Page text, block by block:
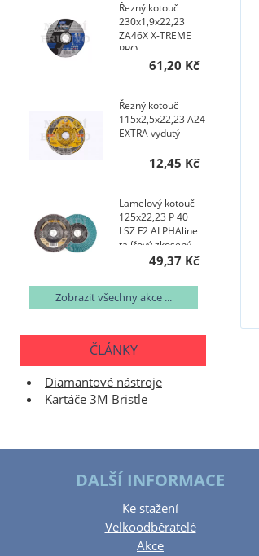
Řezný kotouč
230x1,9x22,23
ZA46X X-TREME
PRO
61,20 Kč
Řezný kotouč
115x2,5x22,23 A24
EXTRA vydutý
12,45 Kč
Lamelový kotouč
125x22,23 P 40
LSZ F2 ALPHAline
talířový zkosený
AKCE NA 200 KS
49,37 Kč
Zobrazit všechny akce ...
ČLÁNKY
Diamantové nástroje
Kartáče 3M Bristle
DALŠÍ INFORMACE
Ke stažení
Velkoodběratelé
Akce